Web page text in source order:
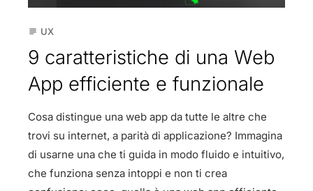
subject UX
9 caratteristiche di una Web
App efficiente e funzionale
Cosa distingue una web app da tutte le altre che
trovi su internet, a parità di applicazione? Immagina
di usarne una che ti guida in modo fluido e intuitivo,
che funziona senza intoppi e non ti crea